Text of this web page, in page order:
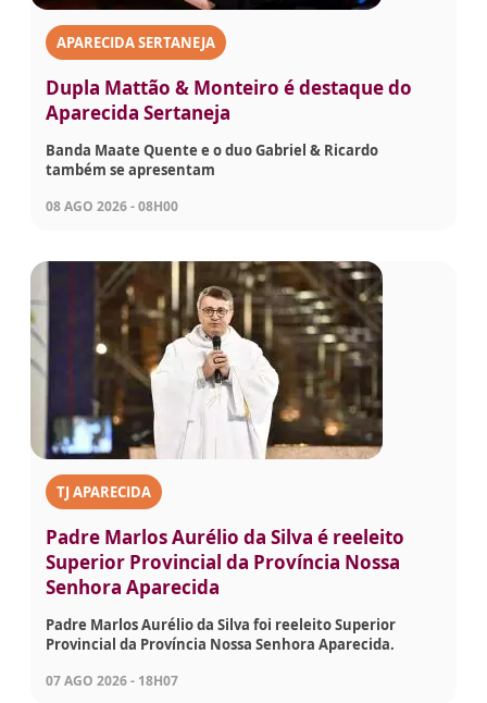
APARECIDA SERTANEJA
Dupla Mattão & Monteiro é destaque do
Aparecida Sertaneja
Banda Maate Quente e o duo Gabriel & Ricardo
também se apresentam
08 AGO 2026 - 08H00
TJ APARECIDA
Padre Marlos Aurélio da Silva é reeleito
Superior Provincial da Província Nossa
Senhora Aparecida
Padre Marlos Aurélio da Silva foi reeleito Superior
Provincial da Província Nossa Senhora Aparecida.
07 AGO 2026 - 18H07